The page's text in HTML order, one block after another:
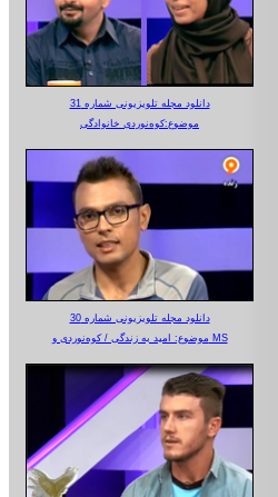
دانلود مجله تلویزیونی شماره 31
موضوع:کوه‌نوردی خانوادگی
دانلود مجله تلویزیونی شماره 30
موضوع: امید به زندگی / کوه‌نوردی و MS